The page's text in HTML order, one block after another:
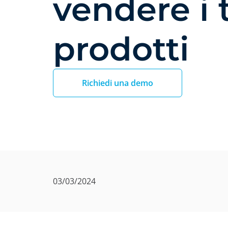
vendere i
prodotti
Richiedi una demo
03/03/2024